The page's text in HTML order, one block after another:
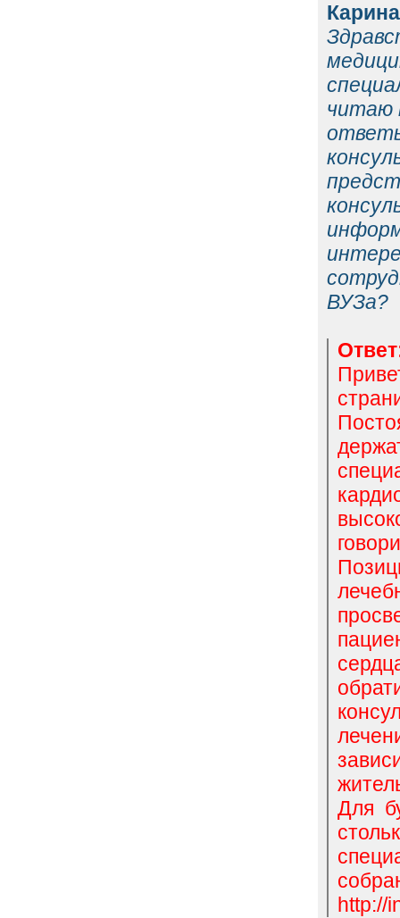
Карина
читаю
ВУЗа?
Для
http://